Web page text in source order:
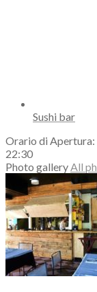
Sushi bar
Orario di Apertura:
22:30
Photo galleryAll